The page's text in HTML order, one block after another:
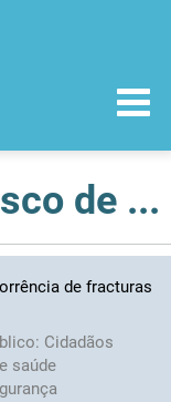
Bifosfonatos e risco de ocorrência de fracturas femorais atípicas
de fracturas
Cidadãos
saúde